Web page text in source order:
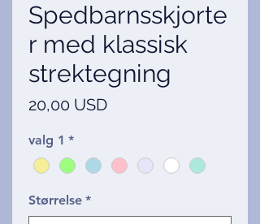
Spedbarnsskjorte
r med klassisk
strektegning
20,00 USDPris
valg 1 *
Størrelse *